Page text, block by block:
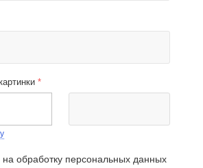
*
на обработку персональных данных